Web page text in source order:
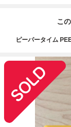
こ
ピーパータイム